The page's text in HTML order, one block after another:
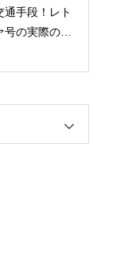
手段！レト
の実際の乗